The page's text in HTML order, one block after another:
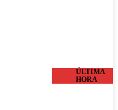
ÚLTIMA
HORA